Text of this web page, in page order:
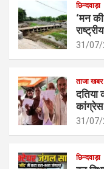
b
o
o
k
s
A
p
p
छिन्दवाड़ा
‘मन
31/07/
ताजा खबर
दतिया
कांग्रेस
31/07/
छिन्दवाड़ा